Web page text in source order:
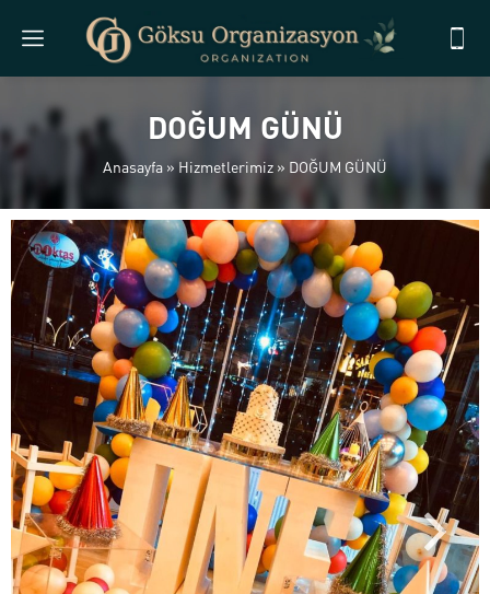
DOĞUM GÜNÜ
Anasayfa »Hizmetlerimiz » DOĞUM GÜNÜ